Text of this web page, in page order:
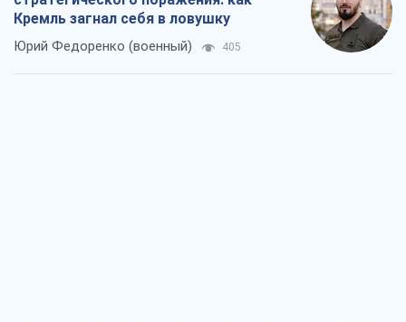
Кремль загнал себя в ловушку
Юрий Федоренко (военный) 405